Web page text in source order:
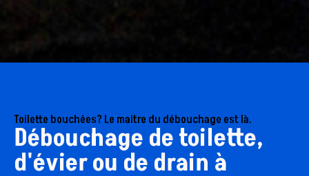
Toilette bouchées? Le maitre du débouchage est là.
Débouchage de toilette,
d'évier ou de drain à